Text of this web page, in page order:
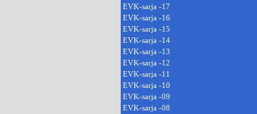
EVK-sarja -17
EVK-sarja -16
EVK-sarja -15
EVK-sarja -14
EVK-sarja -13
EVK-sarja -12
EVK-sarja -11
EVK-sarja -10
EVK-sarja -09
EVK-sarja -08